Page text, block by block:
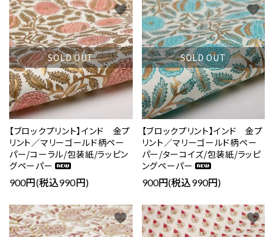
SOLD OUT
【ブロックプリント】インド 金プ
リント／マリーゴールド柄ペー
パー/コーラル/包装紙/ラッピン
グペーパー
900円(税込990円)
favorite
SOLD OUT
【ブロックプリント】インド 金プ
リント／マリーゴールド柄ペー
パー/ターコイズ/包装紙/ラッピ
ングペーパー
900円(税込990円)
favorite
favorite favorite